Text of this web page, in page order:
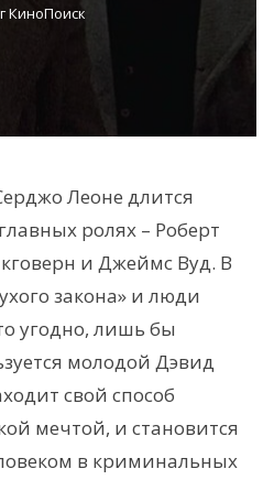
КиноПоиск
Леоне длится
ролях – Роберт
и Джеймс Вуд. В
закона» и люди
угодно, лишь бы
молодой Дэвид
свой способ
мечтой, и становится
в криминальных